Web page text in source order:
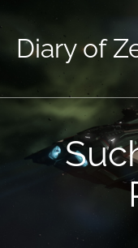
Diary of